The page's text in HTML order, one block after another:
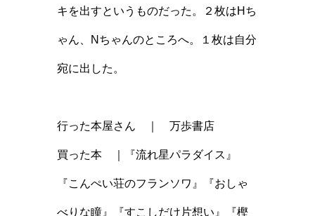
キを出すというものだった。２枚はHち
ゃん、Nちゃんのところへ。１枚は自分
宛に出した。
行った本屋さん ｜ 万歩書店
買った本 ｜『流れ星パラダイス』
『こんぺい荘のフランソワ』『おしゃ
べりな瞳』『すこしだけ片想い』『樫